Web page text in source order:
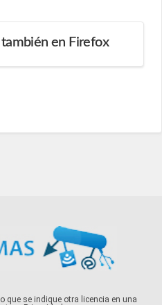
en Firefox
que se indique otra licencia en una